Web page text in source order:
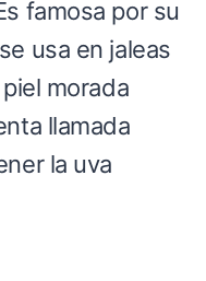
famosa por su
usa en jaleas
morada
llamada
la uva